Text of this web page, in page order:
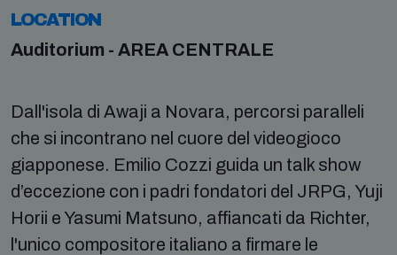
LOCATION
Auditorium - AREA CENTRALE
Dall'isola di Awaji a Novara, percorsi paralleli
che si incontrano nel cuore del videogioco
giapponese. Emilio Cozzi guida un talk show
d’eccezione con i padri fondatori del JRPG, Yuji
Horii e Yasumi Matsuno, affiancati da Richter,
l'unico compositore italiano a firmare le